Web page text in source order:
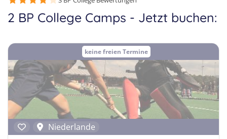
Tanzcamps
Snowboard-Lager
Tessin
Zürich
Englisch Sprachferien USA
Italienisch Sprachferien Italien
Sprachferien in Österreich
Frankreich
Portugal
Österreich
Holland
USA
2 BP College Camps - Jetzt buchen:
keine freien Termine
Niederlande